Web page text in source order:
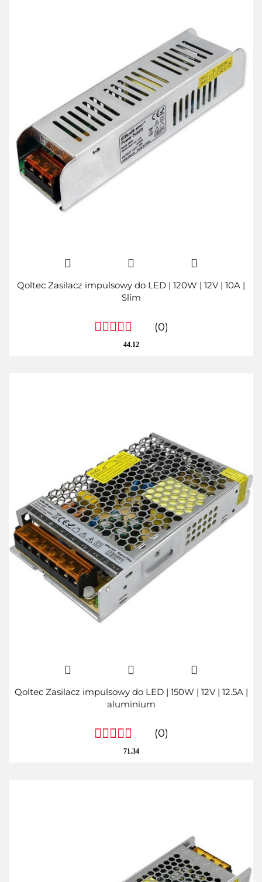
Qoltec Zasilacz impulsowy do LED | 120W | 12V | 10A |
Slim
(0)
44.12
Qoltec Zasilacz impulsowy do LED | 150W | 12V | 12.5A |
aluminium
(0)
71.34